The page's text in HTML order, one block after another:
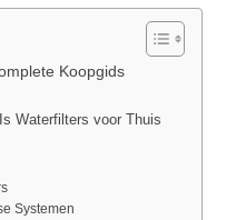
Koopgids
Waterfilters voor Thuis
Systemen